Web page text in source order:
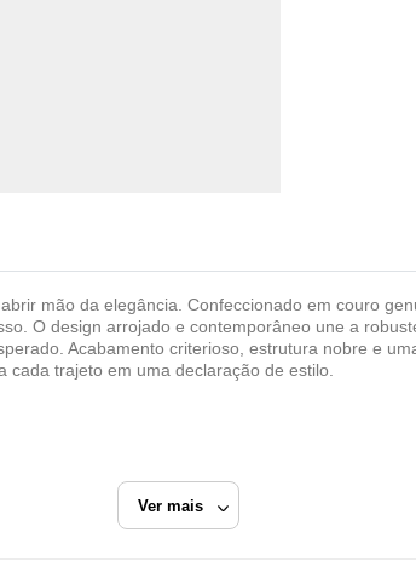
Fechar
CONFECÇÕES
0064-27
Ver mais
mão da elegância. Confeccionado em couro
O design arrojado e contemporâneo une a
Acabamento criterioso, estrutura nobre e
trajeto em uma declaração de estilo.